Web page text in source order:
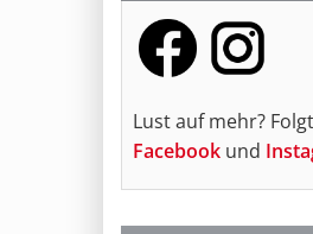
Lust auf mehr?
Facebook und